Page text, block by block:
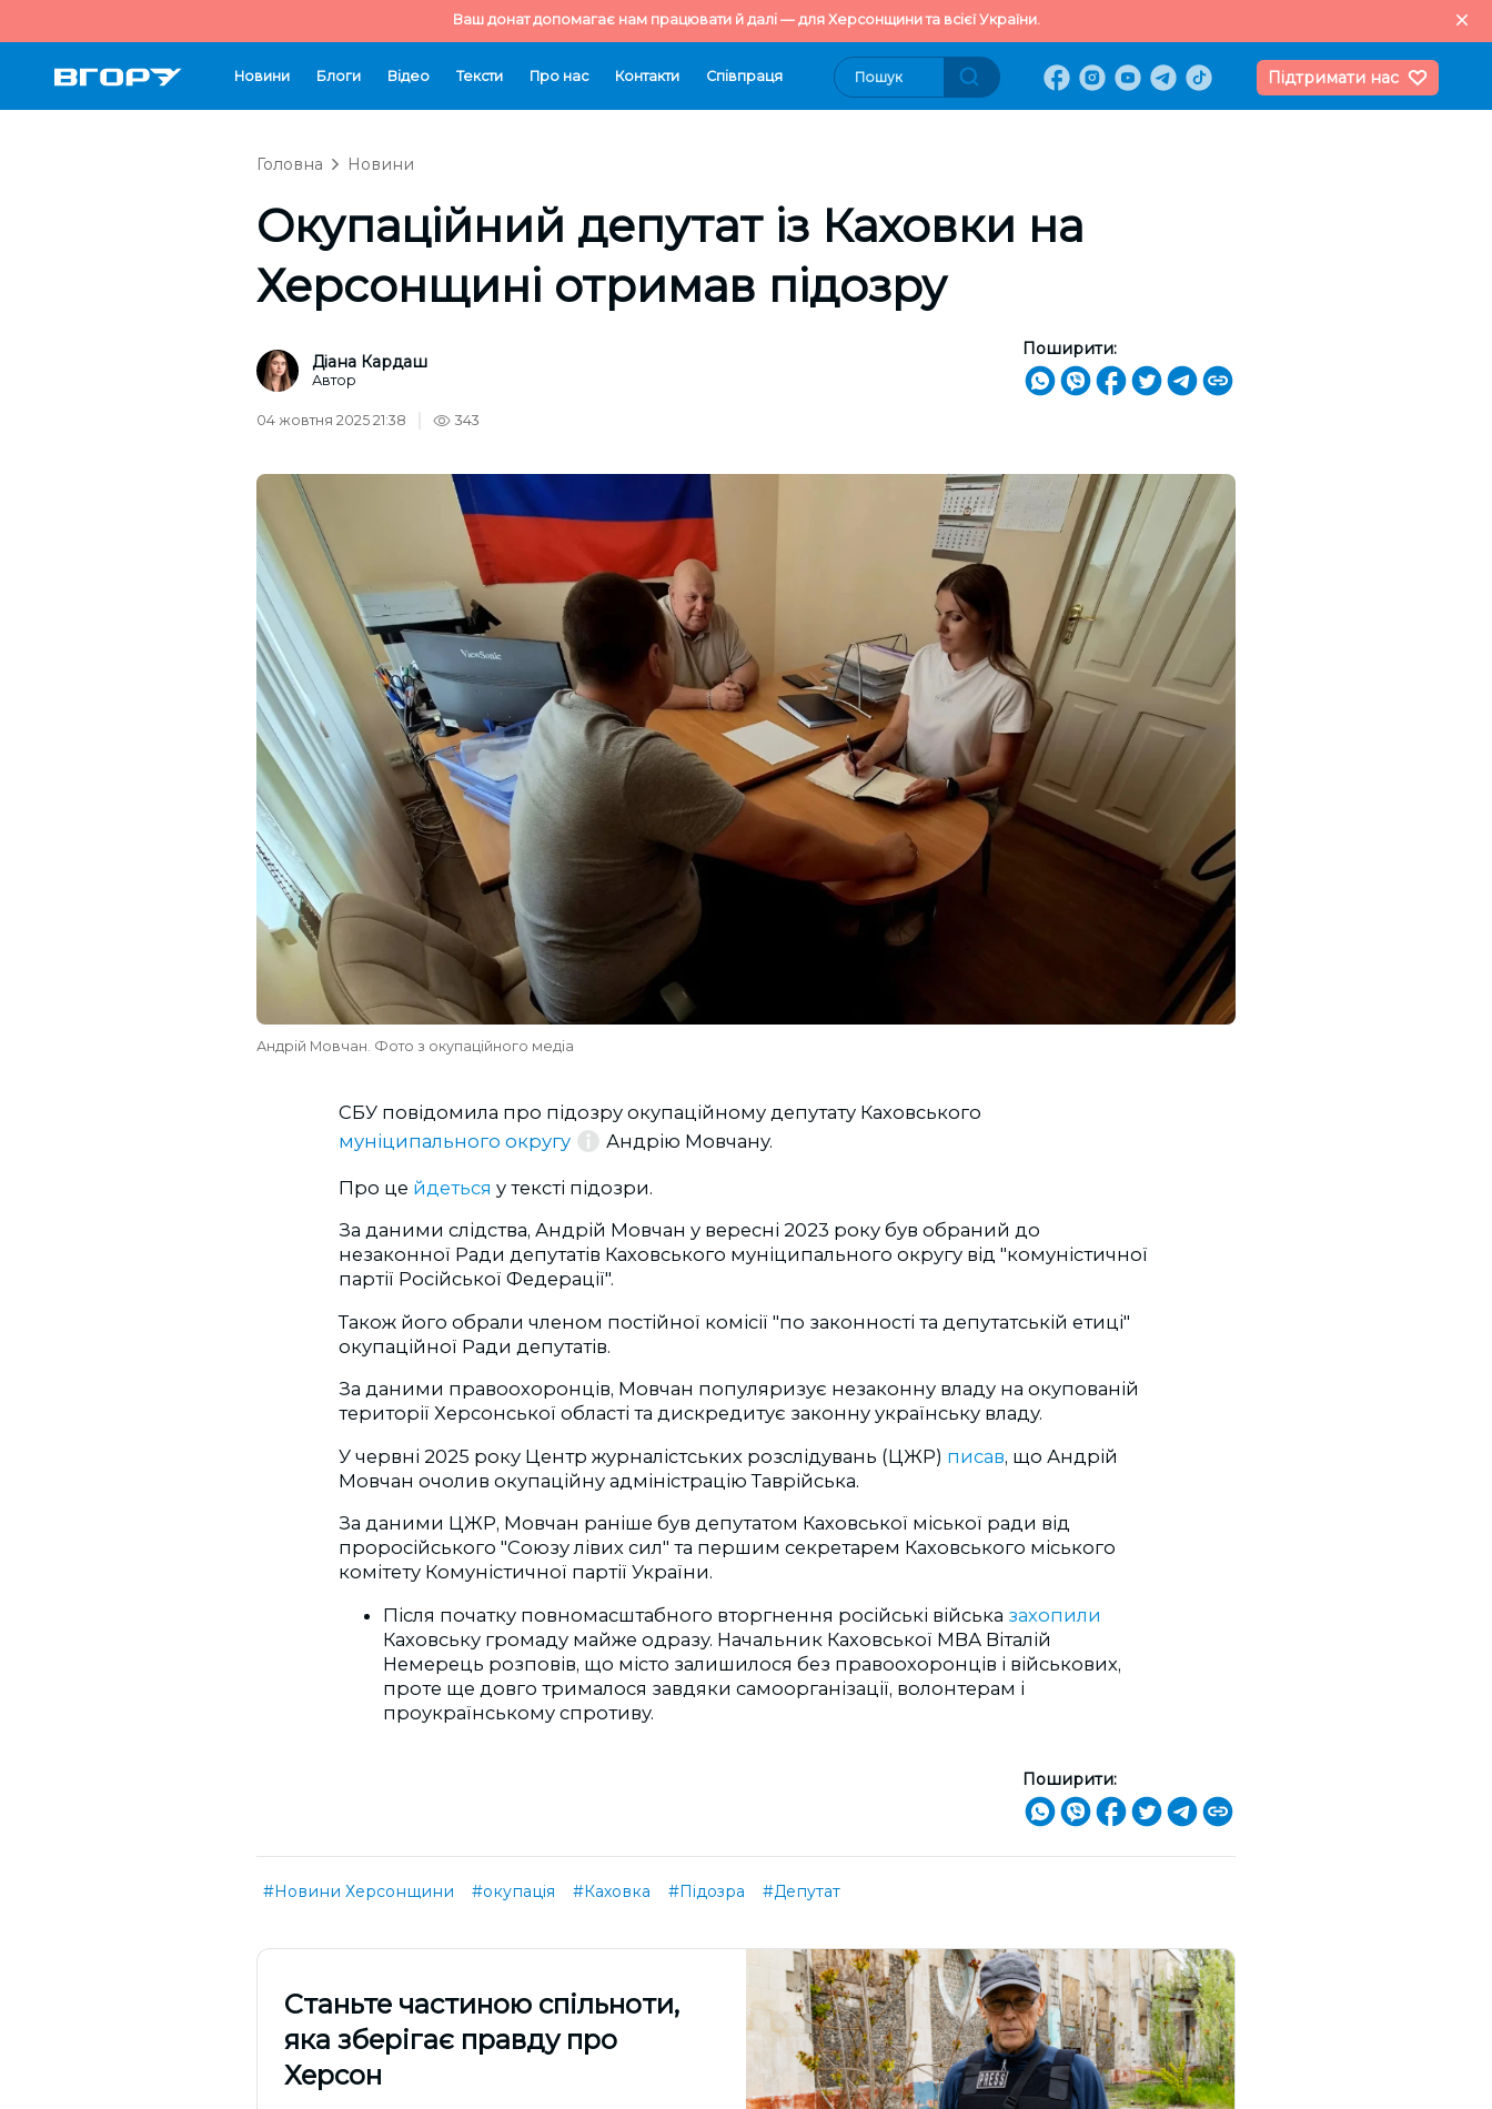
Ваш донат допомагає нам працювати й далі — для Херсонщини та всієї України.
Новини Блоги Відео Тексти Про нас Контакти Cпівпраця Підтримати нас
Головна Новини
Окупаційний депутат із Каховки на
Херсонщині отримав підозру
Діана Кардаш
Автор
Поширити:
04 жовтня 2025 21:38 343
Андрій Мовчан. Фото з окупаційного медіа
СБУ повідомила про підозру окупаційному депутату Каховського
муніципального округу
Андрію Мовчану.
Про це йдеться у тексті підозри.
За даними слідства, Андрій Мовчан у вересні 2023 року був обраний до
незаконної Ради депутатів Каховського муніципального округу від "комуністичної
партії Російської Федерації".
Також його обрали членом постійної комісії "по законності та депутатській етиці"
окупаційної Ради депутатів.
За даними правоохоронців, Мовчан популяризує незаконну владу на окупованій
території Херсонської області та дискредитує законну українську владу.
У червні 2025 року Центр журналістських розслідувань (ЦЖР) писав, що Андрій
Мовчан очолив окупаційну адміністрацію Таврійська.
За даними ЦЖР, Мовчан раніше був депутатом Каховської міської ради від
проросійського "Союзу лівих сил" та першим секретарем Каховського міського
комітету Комуністичної партії України.
Після початку повномасштабного вторгнення російські війська захопили
Каховську громаду майже одразу. Начальник Каховської МВА Віталій
Немерець розповів, що місто залишилося без правоохоронців і військових,
проте ще довго трималося завдяки самоорганізації, волонтерам і
проукраїнському спротиву.
Поширити:
#Новини Херсонщини #окупація #Каховка #Підозра #Депутат
Cтаньте частиною спільноти,
яка зберігає правду про
Херсон